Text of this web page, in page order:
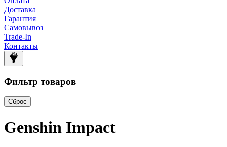
Доставка
Гарантия
Самовывоз
Trade-In
Контакты
Фильтр товаров
Сброс
Genshin Impact